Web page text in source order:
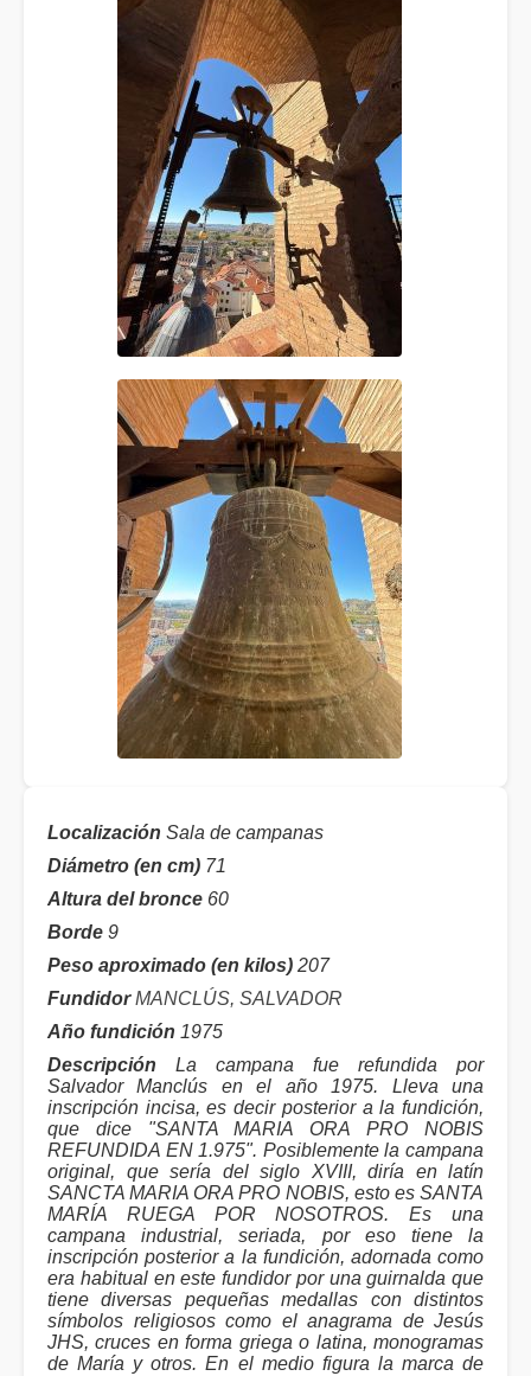
Localización Sala de campanas
Diámetro (en cm) 71
Altura del bronce 60
Borde 9
Peso aproximado (en kilos) 207
Fundidor MANCLÚS, SALVADOR
Año fundición 1975
Descripción La campana fue refundida por
Salvador Manclús en el año 1975. Lleva una
inscripción incisa, es decir posterior a la fundición,
que dice "SANTA MARIA ORA PRO NOBIS
REFUNDIDA EN 1.975". Posiblemente la campana
original, que sería del siglo XVIII, diría en latín
SANCTA MARIA ORA PRO NOBIS, esto es SANTA
MARÍA RUEGA POR NOSOTROS. Es una
campana industrial, seriada, por eso tiene la
inscripción posterior a la fundición, adornada como
era habitual en este fundidor por una guirnalda que
tiene diversas pequeñas medallas con distintos
símbolos religiosos como el anagrama de Jesús
JHS, cruces en forma griega o latina, monogramas
de María y otros. En el medio figura la marca de